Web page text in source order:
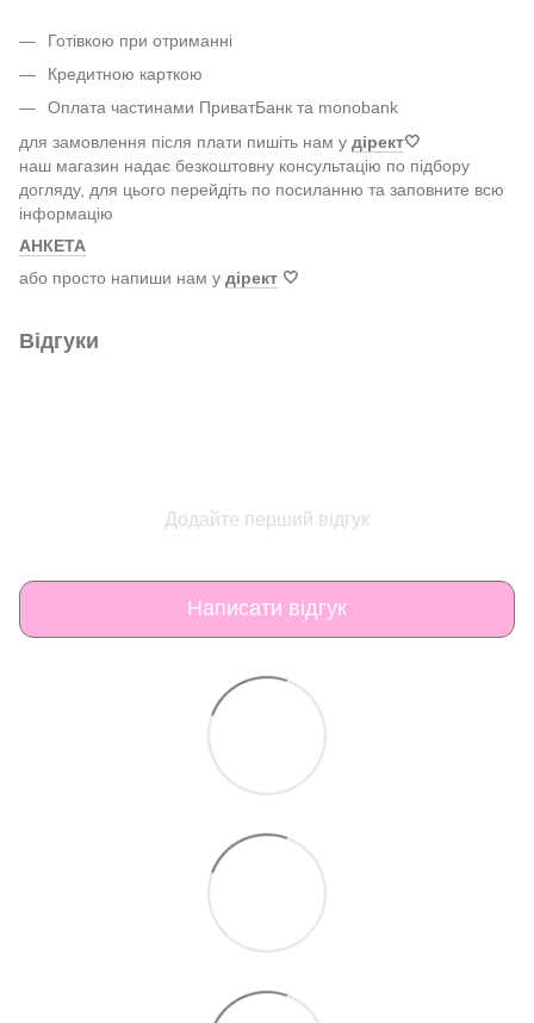
Готівкою при отриманні
Кредитною карткою
Оплата частинами ПриватБанк та monobank
для замовлення після плати пишіть нам у дірект🤍
наш магазин надає безкоштовну консультацію по підбору
догляду, для цього перейдіть по посиланню та заповните всю
інформацію
АНКЕТА
або просто напиши нам у дірект 🤍
Відгуки
Додайте перший відгук
Написати відгук